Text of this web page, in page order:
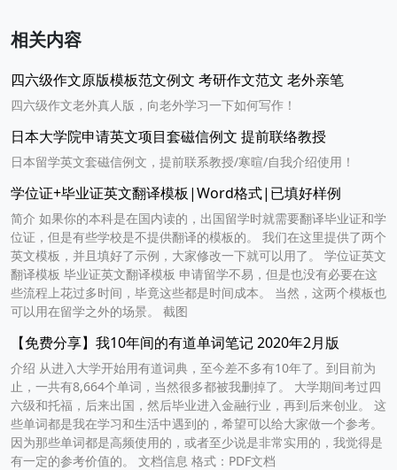
相关内容
四六级作文原版模板范文例文 考研作文范文 老外亲笔
四六级作文老外真人版，向老外学习一下如何写作！
日本大学院申请英文项目套磁信例文 提前联络教授
日本留学英文套磁信例文，提前联系教授/寒暄/自我介绍使用！
学位证+毕业证英文翻译模板|Word格式|已填好样例
简介 如果你的本科是在国内读的，出国留学时就需要翻译毕业证和学
位证，但是有些学校是不提供翻译的模板的。 我们在这里提供了两个
英文模板，并且填好了示例，大家修改一下就可以用了。 学位证英文
翻译模板 毕业证英文翻译模板 申请留学不易，但是也没有必要在这
些流程上花过多时间，毕竟这些都是时间成本。 当然，这两个模板也
可以用在留学之外的场景。 截图
【免费分享】我10年间的有道单词笔记 2020年2月版
介绍 从进入大学开始用有道词典，至今差不多有10年了。到目前为
止，一共有8,664个单词，当然很多都被我删掉了。 大学期间考过四
六级和托福，后来出国，然后毕业进入金融行业，再到后来创业。 这
些单词都是我在学习和生活中遇到的，希望可以给大家做一个参考。
因为那些单词都是高频使用的，或者至少说是非常实用的，我觉得是
有一定的参考价值的。 文档信息 格式：PDF文档